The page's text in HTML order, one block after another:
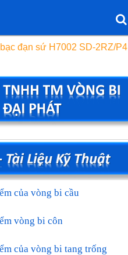
đạn sứ H7002 SD-2RZ/P4
của vòng bi cầu
vòng bi côn
của vòng bi tang trống